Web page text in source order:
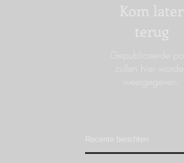
Kom later
terug
Recente berichten